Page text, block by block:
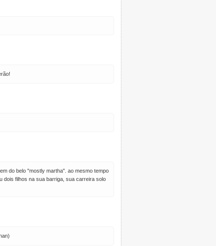
do belo "mostly martha". ao mesmo tempo
dois filhos na sua barriga, sua carreira solo